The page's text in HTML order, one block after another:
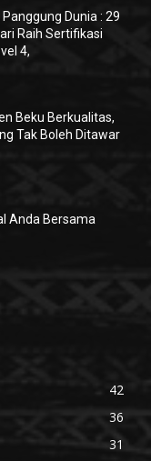
Dunia : 29
Raih Sertifikasi
4,
Beku Berkualitas,
Tak Boleh Ditawar
Anda Bersama
42
36
31